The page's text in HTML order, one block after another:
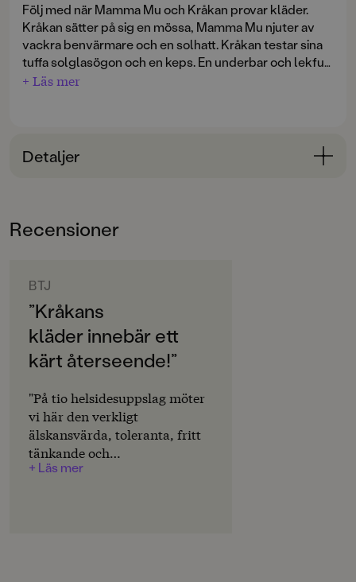
Följ med när Mamma Mu och Kråkan provar kläder.
Kråkan sätter på sig en mössa, Mamma Mu njuter av
vackra benvärmare och en solhatt. Kråkan testar sina
tuffa solglasögon och en keps. En underbar och lekfull
bok med fantastiska bilder för de yngsta Mamma Mu-
+ Läs mer
Detaljer
0-3
Svenska
SPRÅK
Svenska
SERIE
PUBLICERINGSDATUM
2025-01-24
Produktion
Recensioner
BTJ
”Kråkans
kläder innebär ett
kärt återseende!”
"På tio helsidesuppslag möter
vi här den verkligt
älskansvärda, toleranta, fritt
tänkande och
gränsöverskridande
+ Läs mer